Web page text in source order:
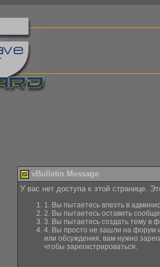
vBulletin Message
У вас нет доступа к этой странице.
1. Вы пытаетесь влезть в
2. Вы пытаетесь оставить
3. Вы пытаетесь создать тему в
4. Вы просто не зашли на форум
или обсуждения, вам нужно
чтобы зарегистрироваться.